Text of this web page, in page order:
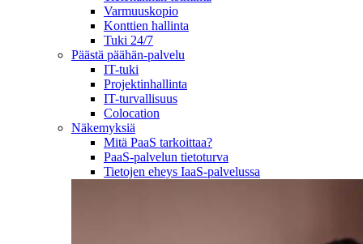
Varmuuskopio
Konttien hallinta
Tuki 24/7
Päästä päähän-palvelu
IT-tuki
Projektinhallinta
IT-turvallisuus
Colocation
Näkemyksiä
Mitä PaaS tarkoittaa?
PaaS-palvelun tietoturva
Tietojen eheys IaaS-palvelussa